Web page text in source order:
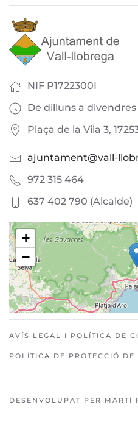
NIF P1722300I
De dilluns a divendres
Plaça de la Vila 3,
ajuntament@vall-
972 315 464
637 402 790 (Alcalde)
+
−
AVÍS LEGAL I POLÍTICA DE
POLÍTICA DE PROTECCIÓ DE
DESENVOLUPAT PER MARTÍ